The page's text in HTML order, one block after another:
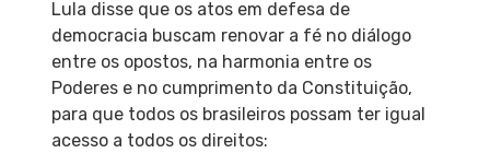
Lula disse que os atos em defesa de
democracia buscam renovar a fé no diálogo
entre os opostos, na harmonia entre os
Poderes e no cumprimento da Constituição,
para que todos os brasileiros possam ter igual
acesso a todos os direitos: